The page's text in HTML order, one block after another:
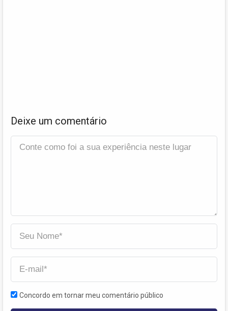
Deixe um comentário
Concordo em tornar meu comentário público